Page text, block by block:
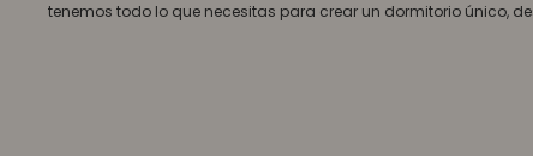
tenemos todo lo que necesitas para crear un dormitorio único,